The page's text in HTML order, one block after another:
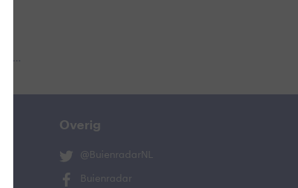
Overig
@BuienradarNL
Buienradar